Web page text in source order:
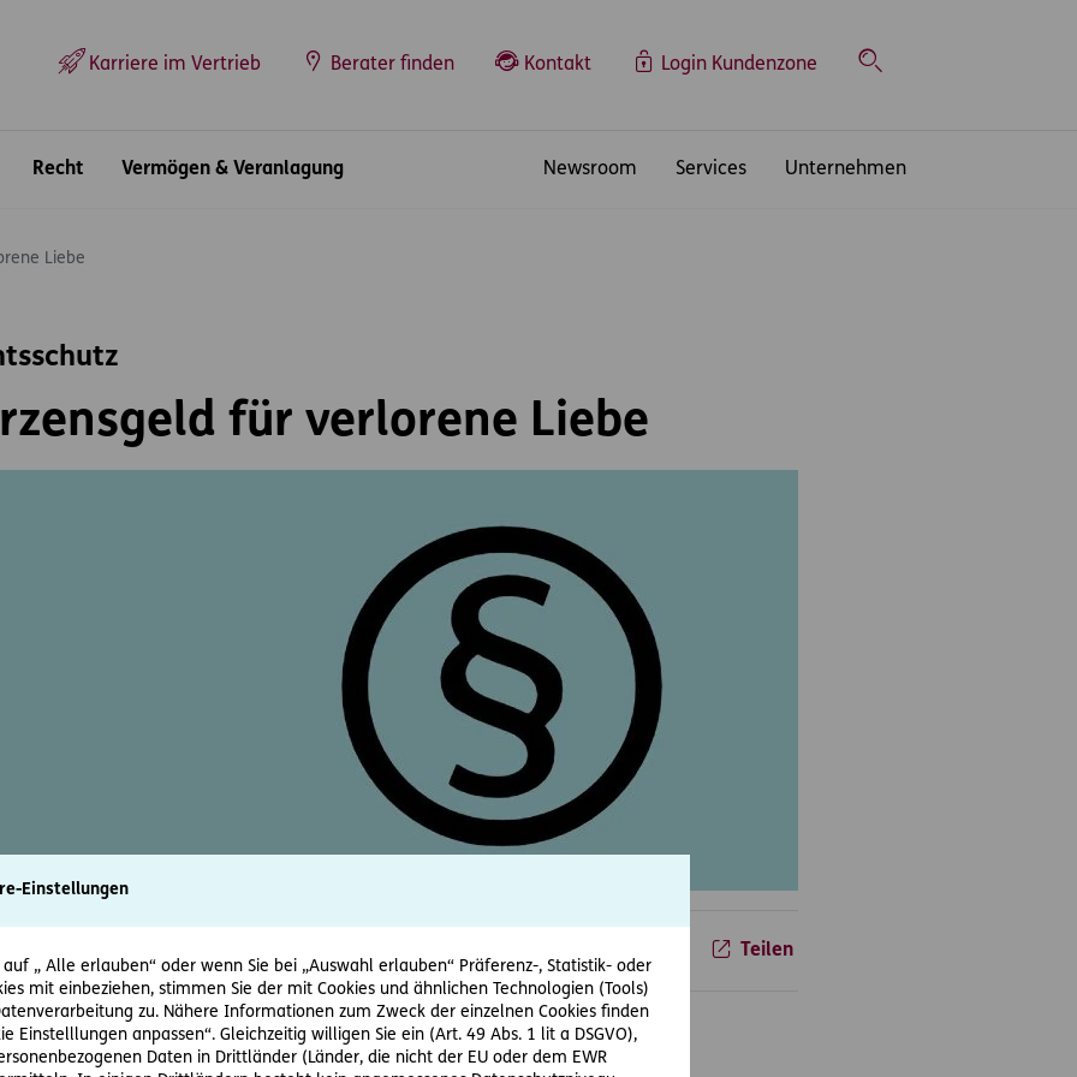
Einstellungen
„ Alle erlauben“ oder wenn Sie bei „Auswahl erlauben“ Präferenz-, Statistik- oder
mit einbeziehen, stimmen Sie der mit Cookies und ähnlichen Technologien (Tools)
zu. Nähere Informationen zum Zweck der einzelnen Cookies finden
Einstelllungen anpassen“. Gleichzeitig willigen Sie ein (Art. 49 Abs. 1 lit a DSGVO),
Daten in Drittländer (Länder, die nicht der EU oder dem EWR
Karriere im Vertrieb Berater finden Kontakt Login Kundenzone
Suche
Recht Vermögen & Veranlagung Newsroom Services Unternehmen
Liebe
für verlorene Liebe
Teilen